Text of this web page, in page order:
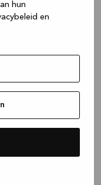
hun
en
console for more